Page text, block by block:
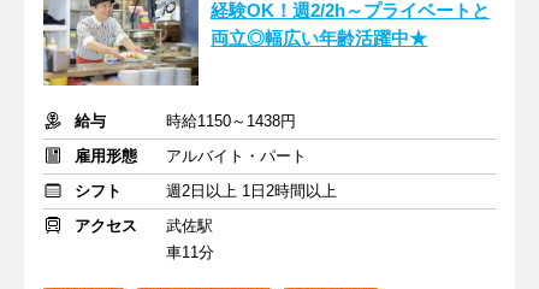
経験OK！週2/2h～プライベートと
両立◎幅広い年齢活躍中★
給与
時給1150～1438円
雇用形態
アルバイト・パート
シフト
週2日以上 1日2時間以上
アクセス
武佐駅
車11分